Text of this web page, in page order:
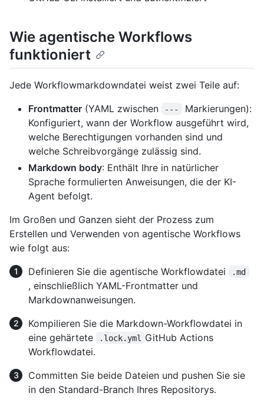
Wie agentische Workflows
funktioniert
Jede Workflowmarkdowndatei weist zwei Teile auf:
Frontmatter (YAML zwischen ---
Markierungen):
Konfiguriert, wann der Workflow ausgeführt wird,
welche Berechtigungen vorhanden sind und
welche Schreibvorgänge zulässig sind.
Markdown body: Enthält Ihre in natürlicher
Sprache formulierten Anweisungen, die der KI-
Agent befolgt.
Im Großen und Ganzen sieht der Prozess zum
Erstellen und Verwenden von agentische Workflows
wie folgt aus:
Definieren Sie die agentische Workflowdatei
.md
, einschließlich YAML-Frontmatter und
Markdownanweisungen.
Kompilieren Sie die Markdown-Workflowdatei in
eine gehärtete
.lock.yml
GitHub Actions
Workflowdatei.
Committen Sie beide Dateien und pushen Sie sie
in den Standard-Branch Ihres Repositorys.